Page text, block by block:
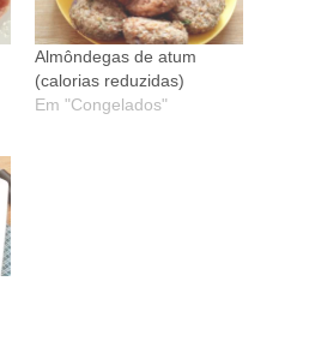
Almôndegas de atum
(calorias reduzidas)
Em "Congelados"